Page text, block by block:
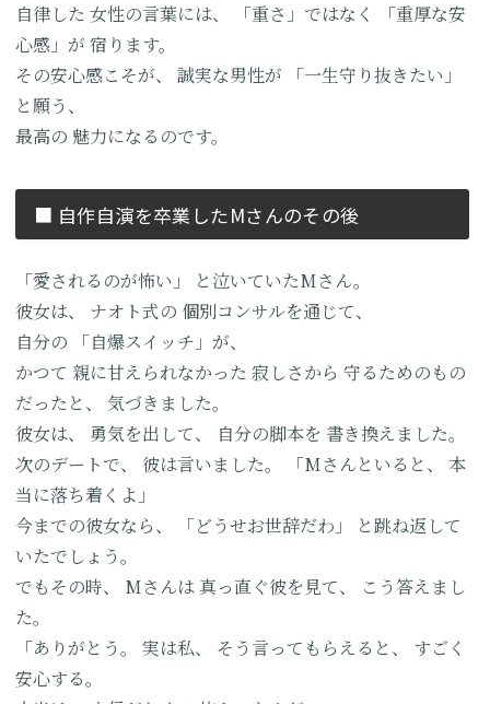
自律した 女性の言葉には、 「重さ」ではなく
「重厚な安
心感」が 宿ります。
その安心感こそが、
誠実な男性が
「一生守り抜きたい」
と願う、
最高の 魅力になるのです。
■ 自作自演を卒業したMさんのその後
「愛されるのが怖い」
と泣いていたMさん。
彼女は、
ナオト式の 個別コンサルを通じて、
自分の
「自爆スイッチ」が、
かつて 親に甘えられなかった 寂しさから 守るためのもの
だったと、
気づきました。
彼女は、
勇気を出して、 自分の脚本を 書き換えました。
次のデートで、
彼は言いました。 「Mさんといると、
本
当に落ち着くよ」
今までの彼女なら、
「どうせお世辞だわ」
と跳ね返して
いたでしょう。
でもその時、
Mさんは真っ直ぐ彼を見て、
こう答えまし
た。
「ありがとう。
実は私、 そう言ってもらえると、
すごく
安心する。